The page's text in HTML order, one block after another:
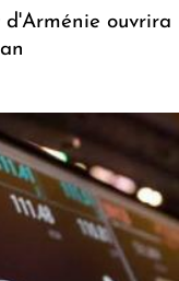
ouvrira